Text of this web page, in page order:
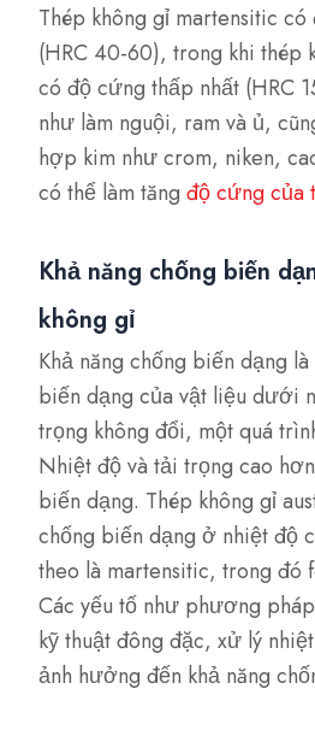
Thép không gỉ martensitic
(HRC 40-60), trong khi thép
có độ cứng thấp nhất (HRC
như làm nguội, ram và ủ,
hợp kim như crom, niken,
có thể làm tăngđộ cứng của
Khả năng chống biến
không gỉ
Khả năng chống biến dạng
biến dạng của vật liệu dưới
trọng không đổi, một quá
Nhiệt độ và tải trọng cao
biến dạng. Thép không gỉ
chống biến dạng ở nhiệt độ
theo là martensitic, trong đó
Các yếu tố như phương
kỹ thuật đông đặc, xử lý
ảnh hưởng đến khả năng